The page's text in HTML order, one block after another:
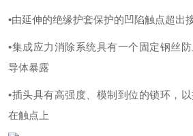
•由延伸的绝缘护套保护的凹陷触点超出
•集成应力消除系统具有一个固定钢丝
导体暴露
•插头具有高强度、模制到位的锁环，
在触点上